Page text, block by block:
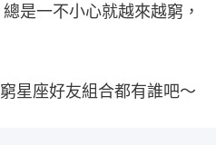
是一不小心就越來越窮，
星座好友組合都有誰吧～